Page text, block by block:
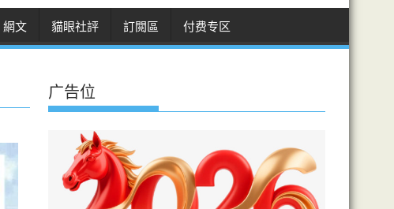
網文 貓眼社評 訂閲區 付费专区
广告位